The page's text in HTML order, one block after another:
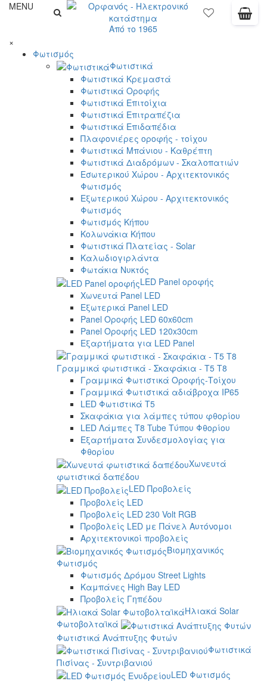
MENU
Από το 1965
×
Φωτισμός
Φωτιστικά
Φωτιστικά Κρεμαστά
Φωτιστικά Οροφής
Φωτιστικά Επιτοίχια
Φωτιστικά Επιτραπέζια
Φωτιστικά Επιδαπέδια
Πλαφονιέρες οροφής - τοίχου
Φωτιστικά Μπάνιου - Καθρέπτη
Φωτιστικά Διαδρόμων - Σκαλοπατιών
Εσωτερικού Χώρου - Αρχιτεκτονικός
Φωτισμός
Εξωτερικού Χώρου - Αρχιτεκτονικός
Φωτισμός
Φωτισμός Κήπου
Κολωνάκια Κήπου
Φωτιστικά Πλατείας - Solar
Καλωδιογιρλάντα
Φωτάκια Νυκτός
LED Panel οροφής
Χωνευτά Panel LED
Εξωτερικά Panel LED
Panel Οροφής LED 60x60cm
Panel Οροφής LED 120x30cm
Εξαρτήματα για LED Panel
Γραμμικά φωτιστικά - Σκαφάκια - Τ5 T8
Γραμμικά Φωτιστικά Οροφής-Τοίχου
Γραμμικά Φωτιστικά αδιάβροχα IP65
LED Φωτιστικά T5
Σκαφάκια για λάμπες τύπου φθορίου
LED Λάμπες T8 Tube Τύπου Φθορίου
Εξαρτήματα Συνδεσμολογίας για
Φθορίου
Χωνευτά
φωτιστικά δαπέδου
LED Προβολείς
Προβολείς LED
Προβολείς LED 230 Volt RGB
Προβολείς LED με Πάνελ Αυτόνομοι
Αρχιτεκτονικοί προβολείς
Βιομηχανικός
Φωτισμός
Φωτισμός Δρόμου Street Lights
Καμπάνες High Bay LED
Προβολείς Γηπέδου
Ηλιακά Solar
Φωτοβολταϊκά
Φωτιστικά Ανάπτυξης Φυτών
Φωτιστικά
Πισίνας - Συντριβανιού
LED Φωτισμός